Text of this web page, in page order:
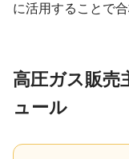
に活用することで
高圧ガス販売
ュール